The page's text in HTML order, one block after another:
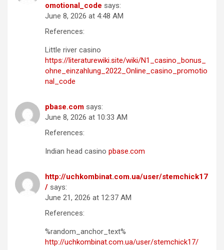
omotional_code says:
June 8, 2026 at 4:48 AM
References:
Little river casino
https://literaturewiki.site/wiki/N1_casino_bonus_
ohne_einzahlung_2022_Online_casino_promotio
nal_code
pbase.com says:
June 8, 2026 at 10:33 AM
References:
Indian head casino pbase.com
http://uchkombinat.com.ua/user/stemchick17
/ says:
June 21, 2026 at 12:37 AM
References:
%random_anchor_text%
http://uchkombinat.com.ua/user/stemchick17/